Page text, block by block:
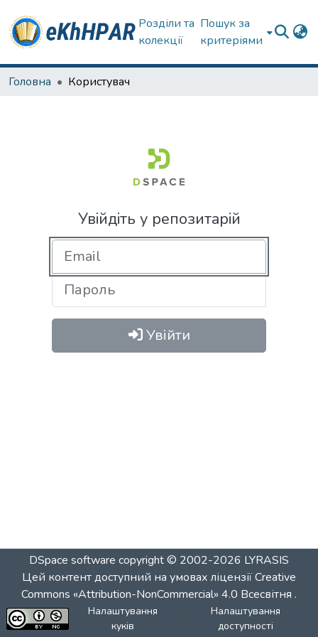
Розділи та
колекції
Пошук за
критеріями
Головна Користувач
Увійдіть у репозитарій
Увійти
DSpace software copyright © 2002-2026 LYRASIS
Цей контент доступний на умовах ліцензіїCreative
Commons «Attribution-NonCommercial» 4.0 Всесвітня .
Налаштування
куків
Налаштування
доступності